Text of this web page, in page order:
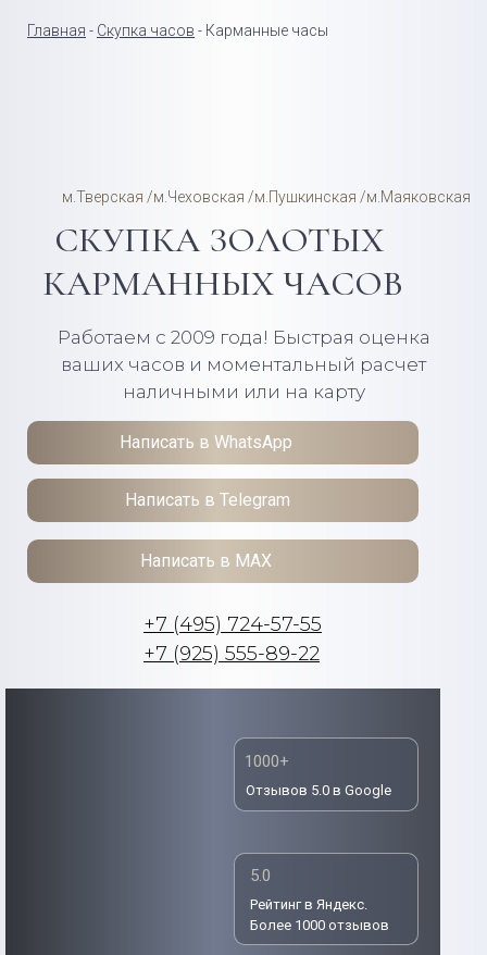
Написать в MAX
Написать в Telegram
Написать в WhatsApp
Главная - Скупка часов - Карманные часы
+7 (495) 724-57-55
+7 (925) 555-89-22
м.Тверская /м.Чеховская /м.Пушкинская /м.Маяковская
Отзывов 5.0 в Google
Рейтинг в Яндекс.
Более 1000 отзывов
Работаем с 2009 года! Быстрая оценка
ваших часов и моментальный расчет
наличными или на карту
СКУПКА ЗОЛОТЫХ
КАРМАННЫХ ЧАСОВ
5.0
1000+